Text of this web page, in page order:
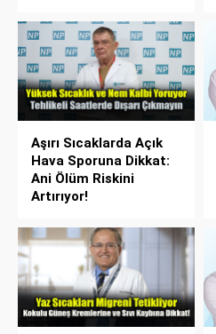
Aşırı Sıcaklarda Açık
Hava Sporuna Dikkat:
Ani Ölüm Riskini
Artırıyor!